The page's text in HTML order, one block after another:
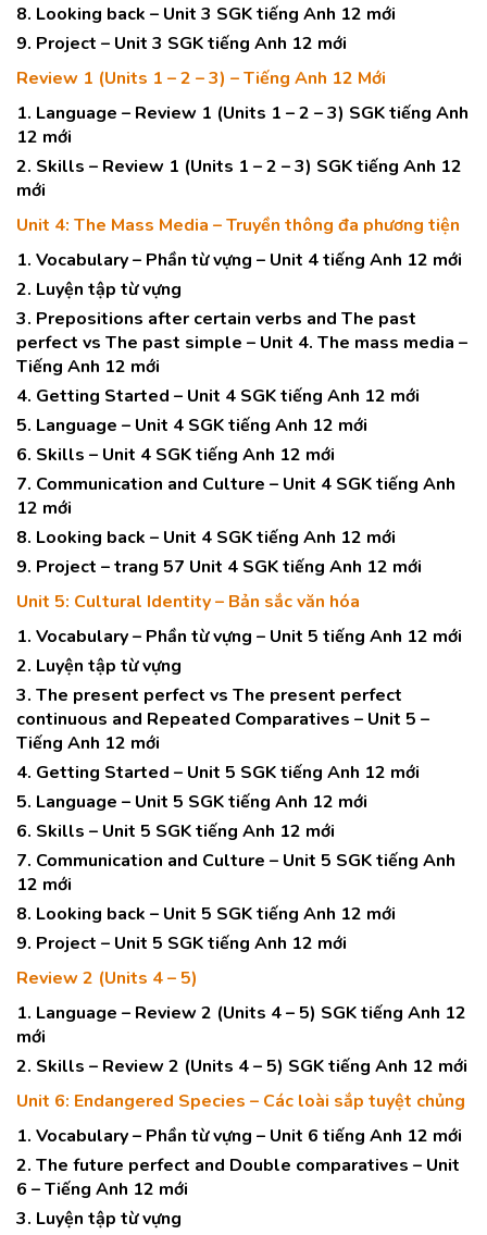
8. Looking back – Unit 3 SGK tiếng Anh 12 mới
9. Project – Unit 3 SGK tiếng Anh 12 mới
Review 1 (Units 1 – 2 – 3) – Tiếng Anh 12 Mới
1. Language – Review 1 (Units 1 – 2 – 3) SGK tiếng Anh
12 mới
2. Skills – Review 1 (Units 1 – 2 – 3) SGK tiếng Anh 12
mới
Unit 4: The Mass Media – Truyền thông đa phương tiện
1. Vocabulary – Phần từ vựng – Unit 4 tiếng Anh 12 mới
2. Luyện tập từ vựng
3. Prepositions after certain verbs and The past
perfect vs The past simple – Unit 4. The mass media –
Tiếng Anh 12 mới
4. Getting Started – Unit 4 SGK tiếng Anh 12 mới
5. Language – Unit 4 SGK tiếng Anh 12 mới
6. Skills – Unit 4 SGK tiếng Anh 12 mới
7. Communication and Culture – Unit 4 SGK tiếng Anh
12 mới
8. Looking back – Unit 4 SGK tiếng Anh 12 mới
9. Project – trang 57 Unit 4 SGK tiếng Anh 12 mới
Unit 5: Cultural Identity – Bản sắc văn hóa
1. Vocabulary – Phần từ vựng – Unit 5 tiếng Anh 12 mới
2. Luyện tập từ vựng
3. The present perfect vs The present perfect
continuous and Repeated Comparatives – Unit 5 –
Tiếng Anh 12 mới
4. Getting Started – Unit 5 SGK tiếng Anh 12 mới
5. Language – Unit 5 SGK tiếng Anh 12 mới
6. Skills – Unit 5 SGK tiếng Anh 12 mới
7. Communication and Culture – Unit 5 SGK tiếng Anh
12 mới
8. Looking back – Unit 5 SGK tiếng Anh 12 mới
9. Project – Unit 5 SGK tiếng Anh 12 mới
Review 2 (Units 4 – 5)
1. Language – Review 2 (Units 4 – 5) SGK tiếng Anh 12
mới
2. Skills – Review 2 (Units 4 – 5) SGK tiếng Anh 12 mới
Unit 6: Endangered Species – Các loài sắp tuyệt chủng
1. Vocabulary – Phần từ vựng – Unit 6 tiếng Anh 12 mới
2. The future perfect and Double comparatives – Unit
6 – Tiếng Anh 12 mới
3. Luyện tập từ vựng